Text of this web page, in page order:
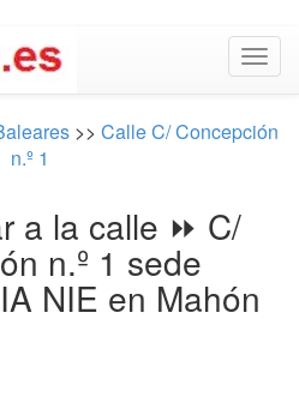
>> Calle C/ Concepción
n.º 1
a la calle ⏩ C/
n.º 1 sede
NIE en Mahón